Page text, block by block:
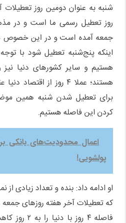
شنبه به عنوان دومین روز
روز تعطیل رسمی ما است و در
جمعه آمده است و در این خصوص
اینکه پنج‌شنبه تعطیل شود با
هستیم و سایر کشورهای دنیا
هستند؛ عملا ۴ روز از
برای تعطیل شدن شنبه همین
کردن این فاصله هستیم.
پولشویی!
او ادامه داد: بنده و تعداد زیادی از
که تعطیلات آخر هفته روزهای
فاصله ۴ روز